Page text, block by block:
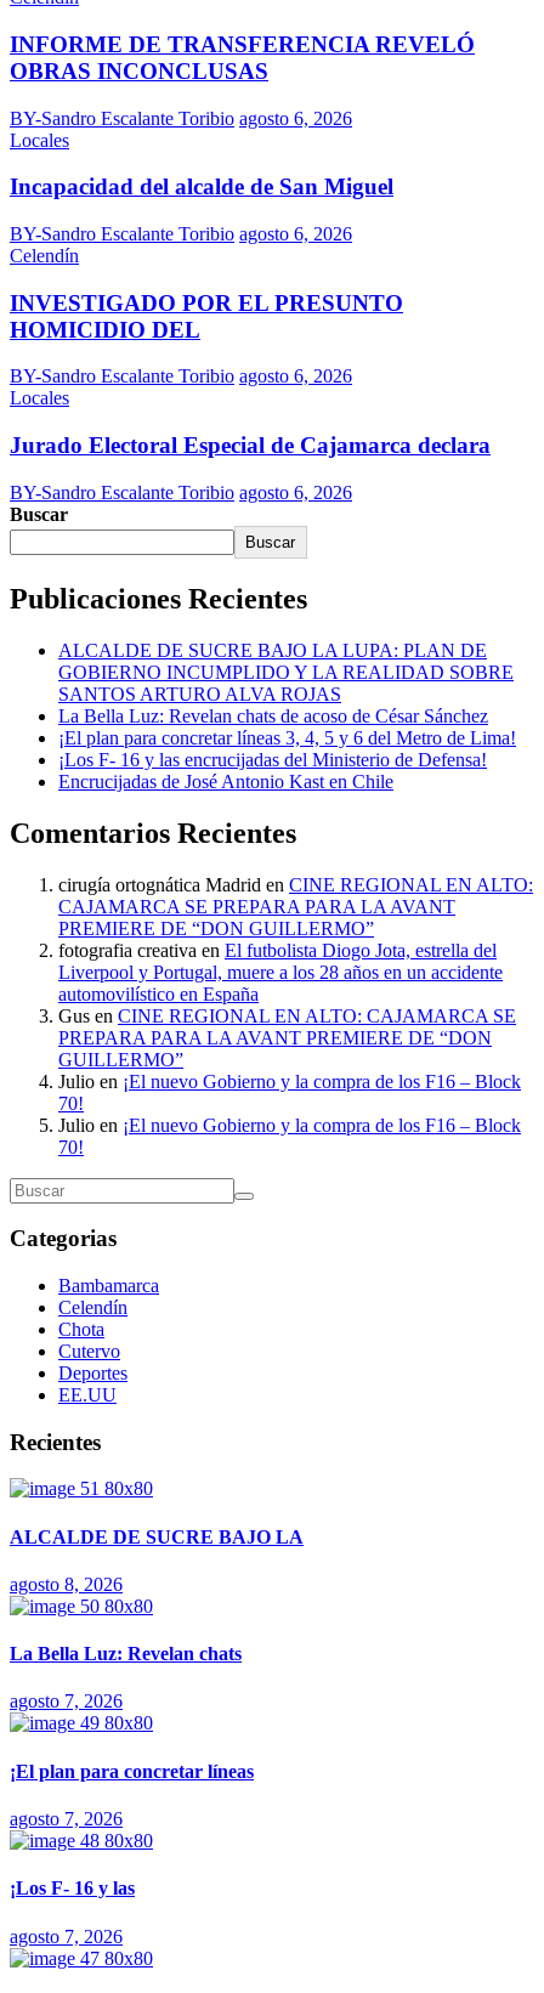
INFORME DE TRANSFERENCIA REVELÓ
OBRAS INCONCLUSAS
BY-Sandro Escalante Toribio agosto 6, 2026
Locales
Incapacidad del alcalde de San Miguel
BY-Sandro Escalante Toribio agosto 6, 2026
Celendín
INVESTIGADO POR EL PRESUNTO
HOMICIDIO DEL
BY-Sandro Escalante Toribio agosto 6, 2026
Locales
Jurado Electoral Especial de Cajamarca declara
BY-Sandro Escalante Toribio agosto 6, 2026
Buscar
Buscar
Publicaciones Recientes
ALCALDE DE SUCRE BAJO LA LUPA: PLAN DE
GOBIERNO INCUMPLIDO Y LA REALIDAD SOBRE
SANTOS ARTURO ALVA ROJAS
La Bella Luz: Revelan chats de acoso de César Sánchez
¡El plan para concretar líneas 3, 4, 5 y 6 del Metro de Lima!
¡Los F- 16 y las encrucijadas del Ministerio de Defensa!
Encrucijadas de José Antonio Kast en Chile
Comentarios Recientes
cirugía ortognática Madrid en CINE REGIONAL EN ALTO:
CAJAMARCA SE PREPARA PARA LA AVANT
PREMIERE DE “DON GUILLERMO”
fotografia creativa en El futbolista Diogo Jota, estrella del
Liverpool y Portugal, muere a los 28 años en un accidente
automovilístico en España
Gus en CINE REGIONAL EN ALTO: CAJAMARCA SE
PREPARA PARA LA AVANT PREMIERE DE “DON
GUILLERMO”
Julio en ¡El nuevo Gobierno y la compra de los F16 – Block
70!
Julio en ¡El nuevo Gobierno y la compra de los F16 – Block
70!
Categorias
Bambamarca
Celendín
Chota
Cutervo
Deportes
EE.UU
Recientes
ALCALDE DE SUCRE BAJO LA
agosto 8, 2026
La Bella Luz: Revelan chats
agosto 7, 2026
¡El plan para concretar líneas
agosto 7, 2026
¡Los F- 16 y las
agosto 7, 2026